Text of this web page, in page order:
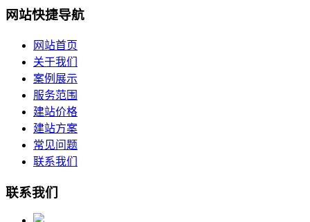
网站快捷导航
网站首页
关于我们
案例展示
服务范围
建站价格
建站方案
常见问题
联系我们
联系我们